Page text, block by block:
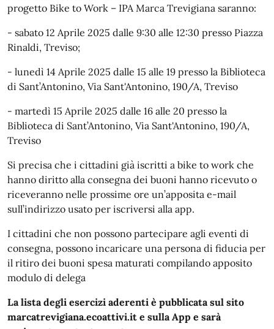
progetto Bike to Work – IPA Marca Trevigiana saranno:
- sabato 12 Aprile 2025 dalle 9:30 alle 12:30 presso Piazza
Rinaldi, Treviso;
- lunedì 14 Aprile 2025 dalle 15 alle 19 presso la Biblioteca
di Sant’Antonino, Via Sant'Antonino, 190/A, Treviso
- martedì 15 Aprile 2025 dalle 16 alle 20 presso la
Biblioteca di Sant’Antonino, Via Sant'Antonino, 190/A,
Treviso
Si precisa che i cittadini già iscritti a bike to work che
hanno diritto alla consegna dei buoni hanno ricevuto o
riceveranno nelle prossime ore un’apposita e-mail
sull’indirizzo usato per iscriversi alla app.
I cittadini che non possono partecipare agli eventi di
consegna, possono incaricare una persona di fiducia per
il ritiro dei buoni spesa maturati compilando apposito
modulo di delega
La lista degli esercizi aderenti è pubblicata sul sito
marcatrevigiana.ecoattivi.it e sulla App e sarà